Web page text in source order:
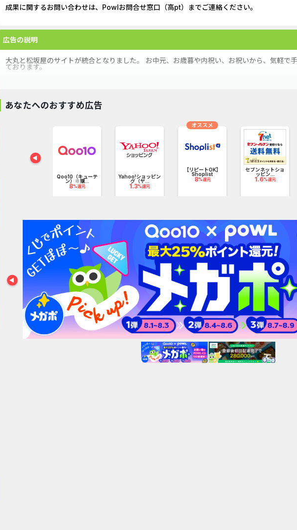
ホットペッパーグルメ［...
Nielsen（ニールセン）...
ポケットリサーチ【男性...
【リピートOK】みずほ銀...
成果に関するお問い合わせは、Powlお問合せ窓口（高pt）までご連絡ください。
広告の説明
大丸と松坂屋のサイトが統合となりました。 お中元、お歳暮や内祝い、お祝いから、気軽で
ております。
あなたへのおすすめ広告
ムセンター通
Qoo10（キューテ
ン）※購...
8%還元
Yahoo!ショッピン
グ（ヤ...
1.3%還元
【リピートOK】
Shoplist
8%還元
オススメ
セブンネットショ
ッピン...
1.6%還元